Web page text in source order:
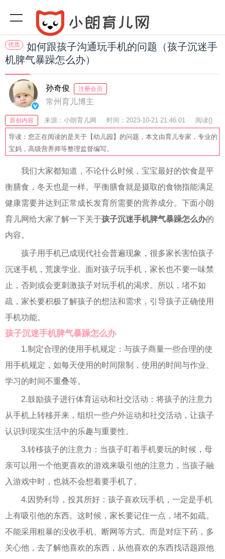
优质
如何跟孩子沟通玩手机的问题（孩子沉迷手
机脾气暴躁怎么办）
孙奇俊 注册会员
常州育儿博主
原创内容 来源：小朗育儿网 时间：2023-10-21 21:46:01 阅读()
收藏：22 分享：76 爆
导读：您正在阅读的是关于【幼儿园】的问题，本文由育儿专家，专业的
宝妈，高级营养师等整理监督编写。
我们大家都知道，不论什么时候，宝宝最好的饮食是平
衡膳食，冬天也是一样。平衡膳食就是摄取的食物指能满足
健康需要并达到正常成长发育所需要的营养成分。下面小朗
育儿网给大家了解一下关于孩子沉迷手机脾气暴躁怎么办的
内容。
孩子用手机已成现代社会普遍现象，很多家长害怕孩子
沉迷手机，荒废学业。面对孩子玩手机，家长也不要一味禁
止，否则或会更刺激孩子对玩手机的渴求。所以，堵不如
疏，家长要积极了解孩子的想法和需求，引导孩子正确使用
手机功能。
孩子沉迷手机脾气暴躁怎么办
1.制定合理的使用手机规定：与孩子商量一些合理的使
用手机规定，如每天使用的时间限制，使用的时间与作业、
学习的时间不重叠等。
2.鼓励孩子进行体育运动和社交活动：将孩子的注意力
从手机上转移开来，组织一些户外运动和社交活动，让孩子
认识到现实生活中的乐趣与重要性。
3.转移孩子的注意力：当孩子盯着手机要玩的时候，母
亲可以用一个他更喜欢的游戏来吸引他的注意力，当孩子融
入游戏中时，也就不会想着要手机了。
4.因势利导，投其所好：孩子喜欢玩手机，一定是手机
上有吸引他的东西。这时候，家长要记住一点，堵不如疏。
不能采用粗暴的没收手机、断网等方式。而是对症下药，多
关心他，去了解他喜欢的东西，从他喜欢的东西找话题跟他